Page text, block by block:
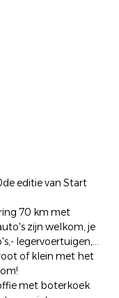
editie van Start
70 km met
zijn welkom, je
legervoertuigen,...
of klein met het
met boterkoek